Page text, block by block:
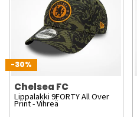
-30%
Chelsea FC
Lippalakki 9FORTY All Over
Print - Vihreä